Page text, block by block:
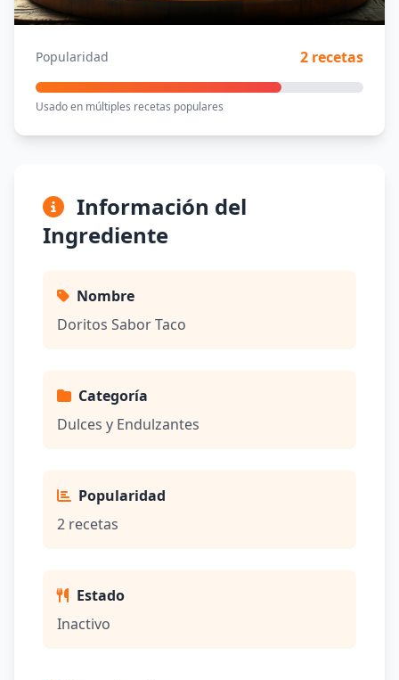
Popularidad 2 recetas
Usado en múltiples recetas populares
Información del
Ingrediente
Nombre
Doritos Sabor Taco
Categoría
Dulces y Endulzantes
Popularidad
2 recetas
Estado
Inactivo